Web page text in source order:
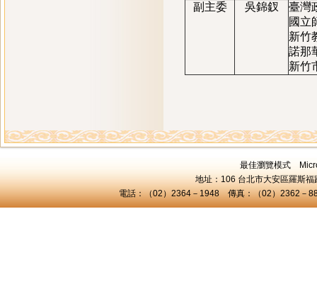
副主委
吳錦釵
臺灣
國立
新竹
諾那
新竹
最佳瀏覽模式
地址：106 台北市大安區羅斯
電話：（02）2364－1948 傳真：（02）2362－